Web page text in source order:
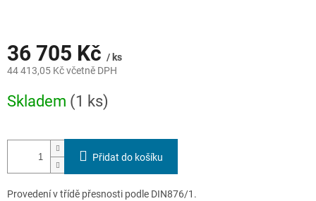
36 705 Kč / ks
44 413,05 Kč včetně DPH
cena:
Skladem (1 ks)
Přidat do košíku
Provedení v třídě přesnosti podle DIN876/1.